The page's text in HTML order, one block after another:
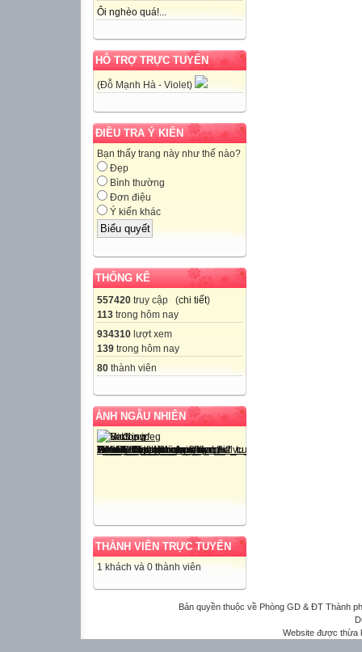
Ôi nghèo quá!...
HỖ TRỢ TRỰC TUYẾN
(Đỗ Mạnh Hà - Violet)
ĐIỀU TRA Ý KIẾN
Bạn thấy trang này như thế nào?
Đẹp
Bình thường
Đơn điệu
Ý kiến khác
THỐNG KÊ
557420 truy cập (chi tiết)
113 trong hôm nay
934310 lượt xem
139 trong hôm nay
80 thành viên
ẢNH NGẪU NHIÊN
THÀNH VIÊN TRỰC TUYẾN
1 khách và 0 thành viên
Bản quyền thuộc về Phòng GD & ĐT Thành
Website được thừa